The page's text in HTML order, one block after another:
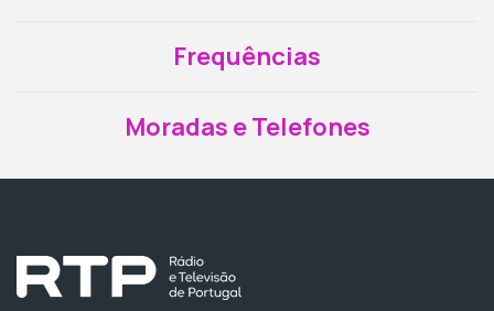
Frequências
Moradas e Telefones